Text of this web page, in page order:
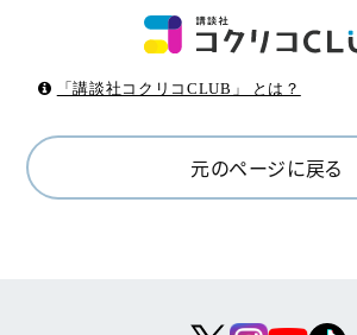
「講談社コクリコCLUB」 とは？
元のページに戻る